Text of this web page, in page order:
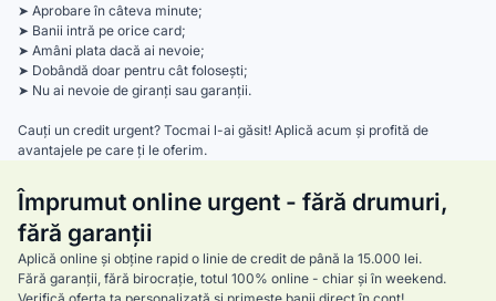
➤ Aprobare în câteva minute;
➤ Banii intră pe orice card;
➤ Amâni plata dacă ai nevoie;
➤ Dobândă doar pentru cât folosești;
➤ Nu ai nevoie de giranți sau garanții.
Cauți un credit urgent? Tocmai l-ai găsit! Aplică acum și profită de
avantajele pe care ți le oferim.
Împrumut online urgent - fără drumuri,
fără garanții
Aplică online și obține rapid o linie de credit de până la 15.000 lei.
Fără garanții, fără birocrație, totul 100% online - chiar și în weekend.